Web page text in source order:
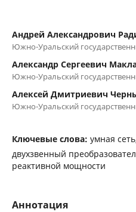
Андрей Александрович
Южно-Уральский
Александр Сергеевич
Южно-Уральский
Алексей Дмитриевич
Южно-Уральский
Ключевые слова: умная
двухзвенный
реактивной мощности
Аннотация